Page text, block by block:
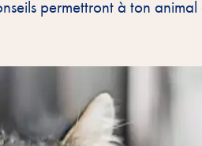
permettront à ton